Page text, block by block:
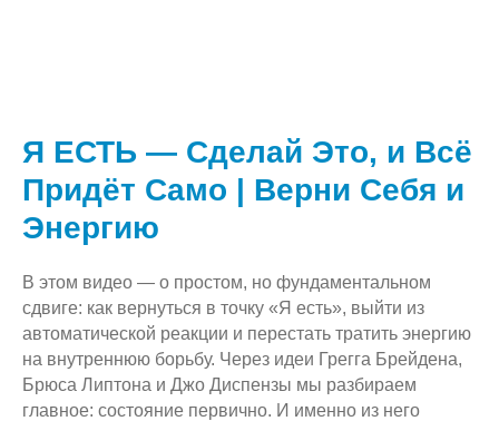
Я ЕСТЬ — Сделай Это, и Всё
Придёт Само | Верни Себя и
Энергию
В этом видео — о простом, но фундаментальном
сдвиге: как вернуться в точку «Я есть», выйти из
автоматической реакции и перестать тратить энергию
на внутреннюю борьбу. Через идеи Грегга Брейдена,
Брюса Липтона и Джо Диспензы мы разбираем
главное: состояние первично. И именно из него